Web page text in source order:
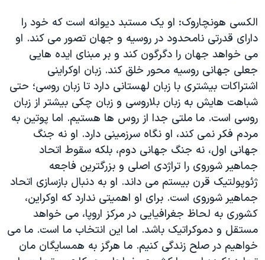
الکسی هونچاروک: او یک مستبد دیوانه است که خود را
دارای قدرتی نامحدود در روسیه و جهان تصور می کند. او
می خواهد جهان را دگرگون کند و بر مبنای ایده هایی
جعلی جهانی روسیه محور خلق کند. زبان اوکراینی
اشتراکات بیشتری با زبان لهستانی دارد تا زبان روسی؛ حتی
شباهت هایش به زبان بلاروسی و زبان چکی بیشتر از زبان
روسی است. ما ملتی جدا از روس ها هستیم. اما پوتین به
مردم فکر نمی کند، او نگاه سرزمینی دارد. او نه جنگ
جهانی اول، نه جنگ جهانی دوم، بلکه سقوط اتحاد
جماهیر شوروی را تراژدی اصلی و بزرگترین فاجعه
ژئوپولتیک قرن بیستم می داند. او به دنبال بازسازی اتحاد
جماهیر شوروی است. برای او اهمیتی ندارد که اوکراین،
کشوری به لحاظ جغرافیایی در مرکز اروپا، می خواهد
مستقل و دموکراتیک باشد. اما این انتخاب ما است. ما می
خواهیم در صلح زندگی کنیم. ما هرگز به همسایگان مان